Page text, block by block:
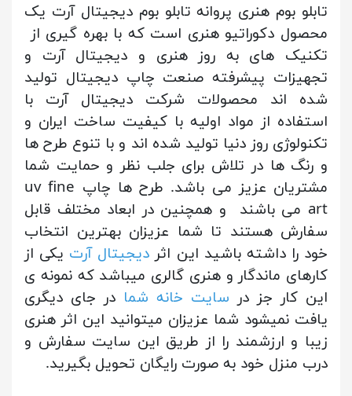
تابلو بوم هنری پروانه تابلو بوم دیجیتال آرت یک
محصول دکوراتیو هنری است که با بهره گیری از
تکنیک های به روز هنری و دیجیتال آرت و
تجهیزات پیشرفته صنعت چاپ دیجیتال تولید
شده اند محصولات شرکت دیجیتال آرت با
استفاده از مواد اولیه با کیفیت ساخت ایران و
تکنولوژی روز دنیا تولید شده اند و با تنوع طرح ها
و رنگ ها در تلاش برای جلب نظر و حمایت شما
مشتریان عزیز می باشد. طرح ها چاپ uv fine
art می باشند و همچنین در ابعاد مختلف قابل
سفارش هستند تا شما عزیزان بهترین انتخاب
خود را داشته باشید این اثر دیجیتال آرت یکی از
کارهای ماندگار و هنری گالری میباشد که نمونه ی
این کار جز در سایت خانه شما در جای دیگری
یافت نمیشود شما عزیزان میتوانید این اثر هنری
زیبا و ارزشمند را از طریق این سایت سفارش و
درب منزل خود به صورت رایگان تحویل بگیرید.